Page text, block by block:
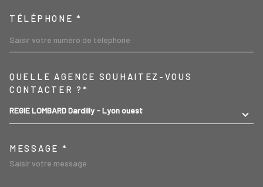
TÉLÉPHONE *
QUELLE AGENCE SOUHAITEZ-VOUS
CONTACTER ?*
REGIE LOMBARD Dardilly - Lyon ouest
MESSAGE *